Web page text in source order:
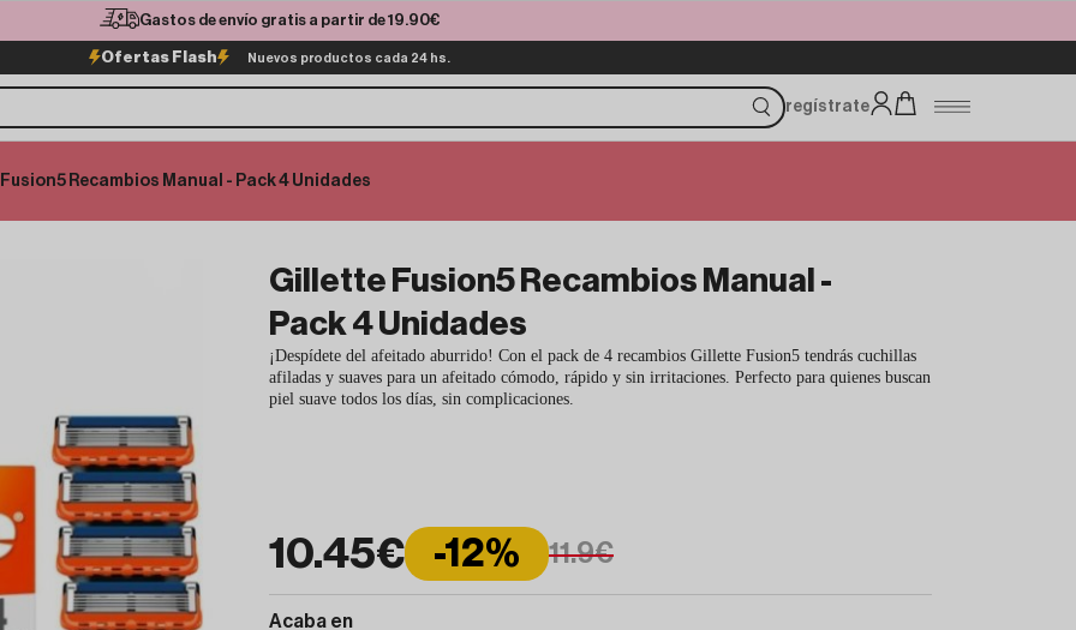
Gastos de envío gratis a partir de 19.90€
Ofertas Flash Nuevos productos cada 24 hs.
regístrate
Recambios Manual - Pack 4 Unidades
Gillette Fusion5 Recambios Manual -
Pack 4 Unidades
¡Despídete del afeitado aburrido! Con el pack de 4 recambios Gillette Fusion5 tendrás cuchillas
afiladas y suaves para un afeitado cómodo, rápido y sin irritaciones. Perfecto para quienes buscan
piel suave todos los días, sin complicaciones.
10.45€ -12% 11.9€
Acaba en